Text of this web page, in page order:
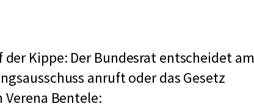
Kippe: Der Bundesrat entscheidet am
anruft oder das Gesetz
Bentele: